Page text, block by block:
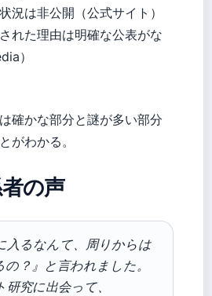
況は非公開（公式サイト）
れた理由は明確な公表がな
）
確かな部分と謎が多い部分
がわかる。
の声
入るなんて、周りからは
の？』と言われました。
究に出会って、